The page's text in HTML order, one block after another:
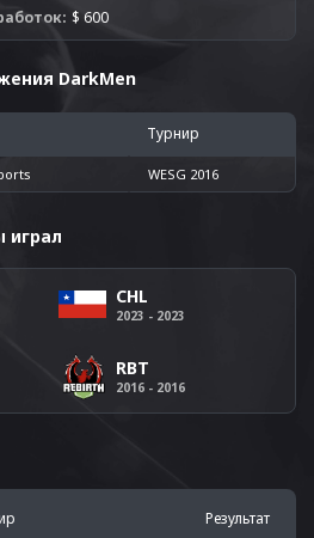
$ 600
DarkMen
Турнир
WESG 2016
Результат
играл
CHL
2023 - 2023
RBT
2016 - 2016